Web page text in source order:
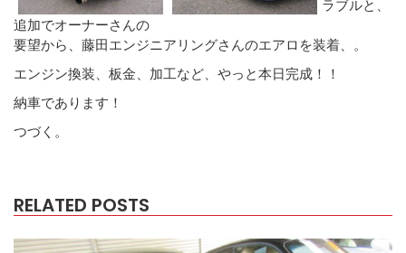
ラブルと、
追加でオーナーさんの
要望から、藤田エンジニアリングさんのエアロを装着、。
エンジン換装、板金、加工など、やっと本日完成！！
納車であります！
つづく。
RELATED POSTS